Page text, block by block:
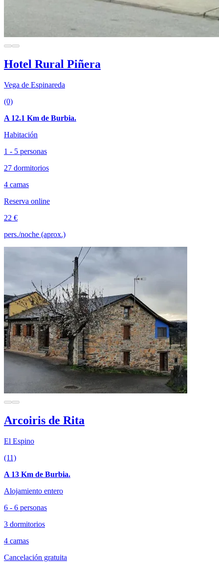
Hotel Rural Piñera
Vega de Espinareda
(0)
A 12.1 Km de Burbia.
Habitación
1 - 5 personas
27 dormitorios
4 camas
Reserva online
22 €
pers./noche (aprox.)
Arcoiris de Rita
El Espino
(11)
A 13 Km de Burbia.
Alojamiento entero
6 - 6 personas
3 dormitorios
4 camas
Cancelación gratuita